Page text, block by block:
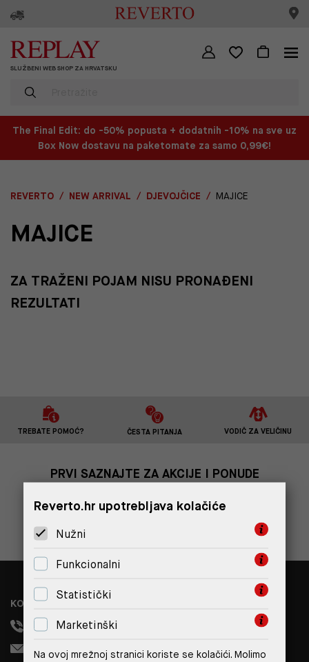
SLUŽBENI WEB SHOP ZA HRVATSKU
The Final Edit: do -50% popusta + dodatnih -10% na sve uz
Box Now dostavu na paketomate za samo 0,99€!
REVERTO NEW ARRIVAL DJEVOJČICE MAJICE
MAJICE
ZA TRAŽENI POJAM NISU PRONAĐENI
REZULTATI
TREBATE POMOĆ? ČESTA PITANJA VODIČ ZA VELIČINU
PRVI SAZNAJTE ZA AKCIJE I PONUDE
KONTAKT
+385 99 308 1833
info@reverto.hr
Reverto.hr upotrebljava kolačiće
Nužni
Funkcionalni
Statistički
Marketinški
Na ovoj mrežnoj stranici koriste se kolačići. Molimo